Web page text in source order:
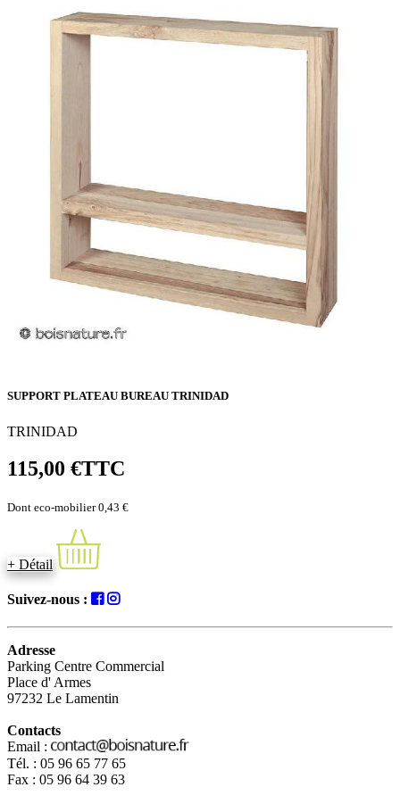
SUPPORT PLATEAU BUREAU TRINIDAD
TRINIDAD
115,00 €TTC
Dont eco-mobilier 0,43 €
+ Détail
Suivez-nous :
Adresse
Parking Centre Commercial
Place d' Armes
97232 Le Lamentin
Contacts
Email :
Tél. : 05 96 65 77 65
Fax : 05 96 64 39 63